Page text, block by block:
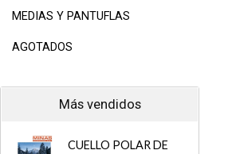
MEDIAS Y PANTUFLAS
AGOTADOS
Más vendidos
CUELLO POLAR DE